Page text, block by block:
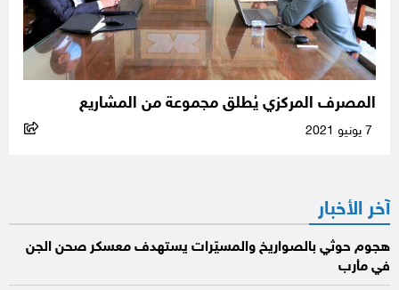
المصرف المركزي يُطلق مجموعة من المشاريع
آخر الأخبار
هجوم حوثي بالصواريخ والمسيّرات يستهدف معسكر صحن الجن
في مأرب